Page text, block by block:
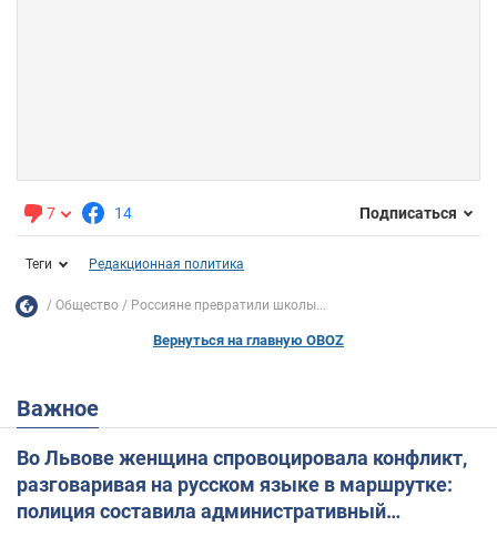
7 14 Подписаться
Теги Редакционная политика
Общество Россияне превратили школы...
Вернуться на главную OBOZ
Важное
Во Львове женщина спровоцировала конфликт,
разговаривая на русском языке в маршрутке:
полиция составила административный